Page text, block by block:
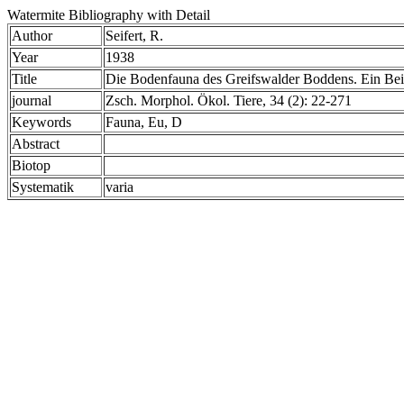
Watermite Bibliography with Detail
Author
Seifert, R.
Year
1938
Title
Die Bodenfauna des Greifswalder Boddens. Ein
journal
Zsch. Morphol. Ökol. Tiere, 34 (2): 22-271
Keywords
Fauna, Eu, D
Abstract
Biotop
Systematik
varia